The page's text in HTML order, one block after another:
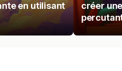
en utilisant
créer